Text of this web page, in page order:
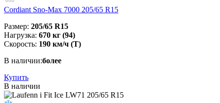
Cordiant Sno-Max 7000 205/65 R15
Размер: 205/65 R15
Нагрузка: 670 кг (94)
Скорость: 190 км/ч (Т)
В наличии:более
Купить
В наличии